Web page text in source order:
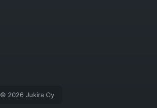
© 2026 Jukira Oy